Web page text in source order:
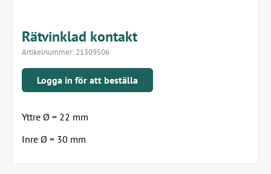
Rätvinklad kontakt
Artikelnummer: 21309506
Logga in för att beställa
Yttre Ø = 22 mm
Inre Ø = 30 mm